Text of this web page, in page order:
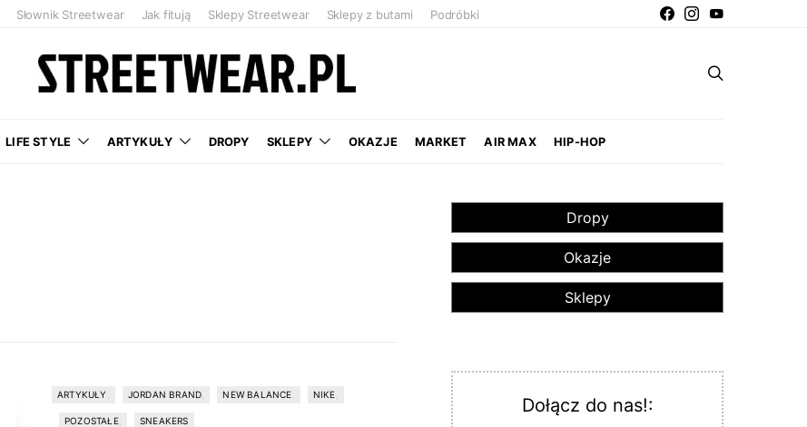
Słownik Streetwear Jak fitują Sklepy Streetwear Sklepy z butami Podróbki
LIFE STYLE ARTYKUŁY DROPY SKLEPY OKAZJE MARKET AIR MAX HIP-HOP
ARTYKUŁY JORDAN BRAND NEW BALANCE NIKE
POZOSTAŁE SNEAKERS
Dropy
Okazje
Sklepy
Dołącz do nas!: